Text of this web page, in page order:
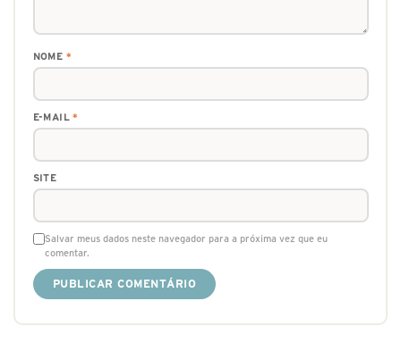
NOME *
E-MAIL*
SITE
Salvar meus dados neste navegador para a próxima vez que eu
comentar.